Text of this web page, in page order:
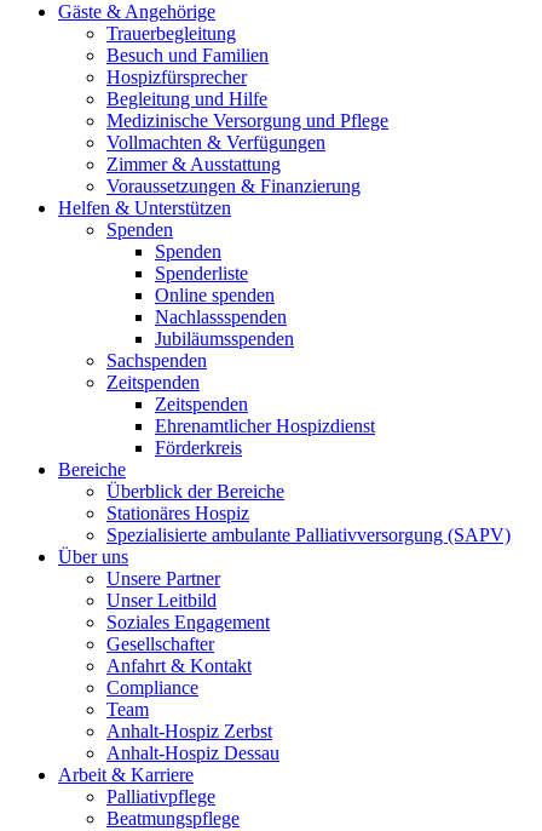
Gäste & Angehörige
Trauerbegleitung
Besuch und Familien
Hospizfürsprecher
Begleitung und Hilfe
Medizinische Versorgung und Pflege
Vollmachten & Verfügungen
Zimmer & Ausstattung
Voraussetzungen & Finanzierung
Helfen & Unterstützen
Spenden
Spenden
Spenderliste
Online spenden
Nachlassspenden
Jubiläumsspenden
Sachspenden
Zeitspenden
Zeitspenden
Ehrenamtlicher Hospizdienst
Förderkreis
Bereiche
Überblick der Bereiche
Stationäres Hospiz
Spezialisierte ambulante Palliativversorgung (SAPV)
Über uns
Unsere Partner
Unser Leitbild
Soziales Engagement
Gesellschafter
Anfahrt & Kontakt
Compliance
Team
Anhalt-Hospiz Zerbst
Anhalt-Hospiz Dessau
Arbeit & Karriere
Palliativpflege
Beatmungspflege